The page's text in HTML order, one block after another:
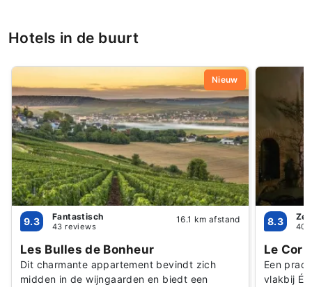
Hotels in de buurt
Nieuw
9.3 Fantastisch
43 reviews
16.1 km afstand
Les Bulles de Bonheur
Dit charmante appartement bevindt zich
midden in de wijngaarden en biedt een
8.3
Le
Een
vlakbij